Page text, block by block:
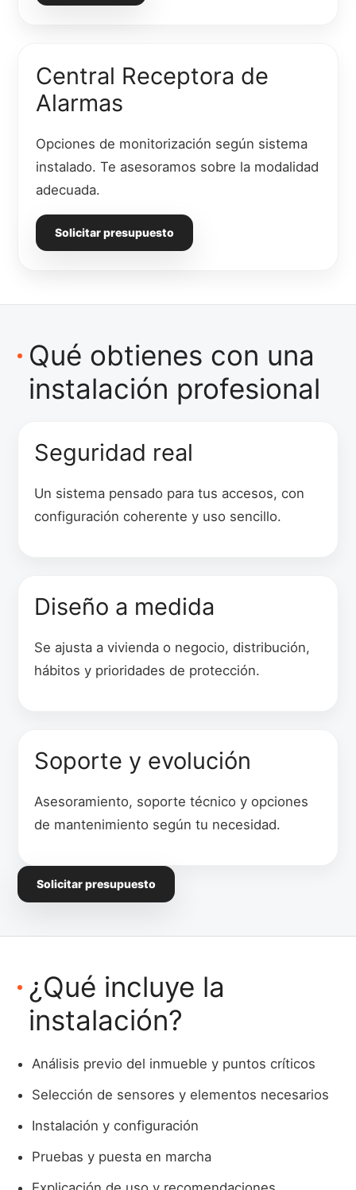
Central Receptora de
Alarmas
Opciones de monitorización según sistema
instalado. Te asesoramos sobre la modalidad
adecuada.
Solicitar presupuesto
Qué obtienes con una
instalación profesional
Seguridad real
Un sistema pensado para tus accesos, con
configuración coherente y uso sencillo.
Diseño a medida
Se ajusta a vivienda o negocio, distribución,
hábitos y prioridades de protección.
Soporte y evolución
Asesoramiento, soporte técnico y opciones
de mantenimiento según tu necesidad.
Solicitar presupuesto
¿Qué incluye la
instalación?
Análisis previo del inmueble y puntos críticos
Selección de sensores y elementos necesarios
Instalación y configuración
Pruebas y puesta en marcha